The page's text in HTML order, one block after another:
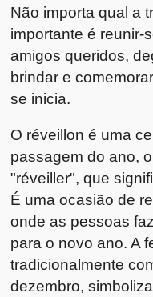
Não importa qual a
importante é reunir-
amigos queridos,
brindar e
se inicia.
O réveillon é uma
passagem do ano,
"réveiller", que
É uma ocasião de
onde as pessoas
para o novo ano. A
tradicionalmente
dezembro,